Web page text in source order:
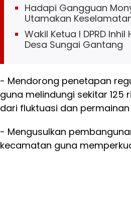
Hadapi Gangguan
Utamakan
Wakil Ketua I DPRD
Desa Sungai Gantang
- Mendorong penetapan
guna melindungi sekitar
dari fluktuasi dan
- Mengusulkan
kecamatan guna